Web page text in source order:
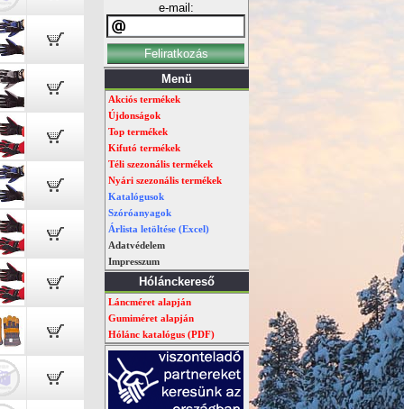
e-mail:
Menü
Akciós termékek
Újdonságok
Top termékek
Kifutó termékek
Téli szezonális termékek
Nyári szezonális termékek
Katalógusok
Szóróanyagok
Árlista letöltése (Excel)
Adatvédelem
Impresszum
Hólánckereső
Láncméret alapján
Gumiméret alapján
Hólánc katalógus (PDF)